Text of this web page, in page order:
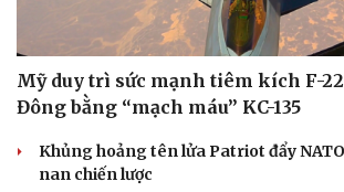
Sức khỏe
Dinh dưỡng - món ngon
Cây thuốc
Nhi khoa
Nam khoa
Đời sống
Nhà đẹp
Blog
Mỹ duy trì sức mạnh tiêm kích F-
Đông bằng “mạch máu” KC-135
Khủng hoảng tên lửa Patriot đẩy
nan chiến lược